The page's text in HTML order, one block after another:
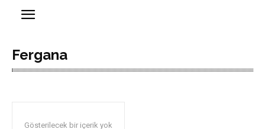
Fergana
Gösterilecek bir içerik yok